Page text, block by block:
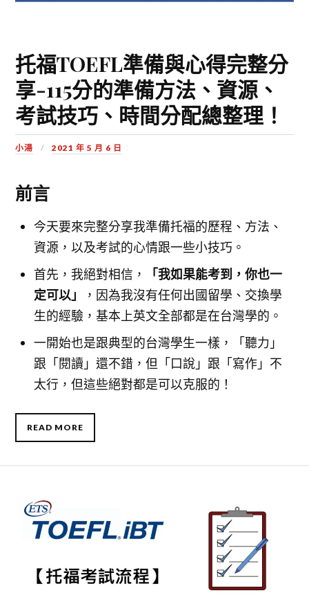
托福TOEFL準備與心得完整分
享-115分的準備方法、資源、
考試技巧、時間分配總整理！
小湯 2021 年 5 月 6 日
前言
今天要來完整分享我準備托福的歷程、方法、
資源，以及考試的心情跟一些小技巧。
首先，我絕對相信，
「我如果能考到，你也一
定可以」
，因為我沒有任何出國留學、交換學
生的經驗，基本上英文全部都是在台灣學的。
一開始也是跟典型的台灣學生一樣，「聽力」
跟「閱讀」還不錯，但「口說」跟「寫作」不
太行，但這些絕對都是可以克服的！
READ MORE